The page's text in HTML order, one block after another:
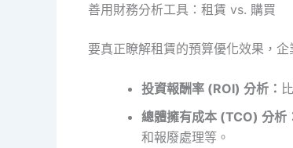
善用財務分析工具：租賃 vs. 購買
要真正瞭解租賃的預算優化效果，
投資報酬率 (ROI) 分析：
總體擁有成本 (TCO) 分析
和報廢處理等。